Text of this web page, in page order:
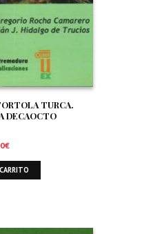
TURCA.
DECAOCTO
€